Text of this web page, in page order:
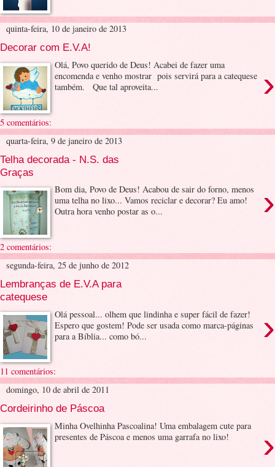
quinta-feira, 10 de janeiro de 2013
Decorar com E.V.A!
›
Olá, Povo querido de Deus! Acabei de fazer uma
encomenda e venho mostrar pois servirá para a catequese
também. Que tal aproveita...
5 comentários:
quarta-feira, 9 de janeiro de 2013
Telha decorada - N.S. das
Graças
›
Bom dia, Povo de Deus! Acabou de sair do forno, menos
uma telha no lixo... Vamos reciclar e decorar? Eu amo!
Outra hora venho postar as o...
2 comentários:
segunda-feira, 25 de junho de 2012
Lembranças de E.V.A para
catequese
›
Olá pessoal... olhem que lindinha e super fácil de fazer!
Espero que gostem! Pode ser usada como marca-páginas
para a Bíblia... como bó...
11 comentários:
domingo, 10 de abril de 2011
Cordeirinho de Páscoa
›
Minha Ovelhinha Pascoalina! Uma embalagem cute para
presentes de Páscoa e menos uma garrafa no lixo!